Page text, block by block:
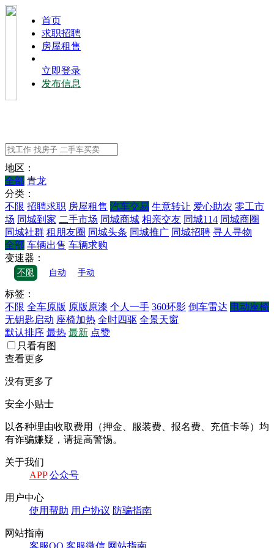
⾸⻚
求职招聘
房屋租售
立即登录
发布信息
地区：
全部 青龙
分类：
不限 招聘求职 房屋租售 汽车交易 生意转让 爱心助农 零工市
场 同城到家 二手市场 同城商城 相亲交友 同城114 同城商圈
同城社群 租朋友圈 同城头条 同城推广 同城招聘 寻人寻物
全部 车辆出售 车辆求购
变速器：
不限 自动 手动
标签：
不限 全车原版 原版原漆 个人一手 360环影 倒车雷达 电动座椅
无钥匙启动 座椅加热 全时四驱 全景天窗
默认排序 最热 最新 点赞
只看有图
查看更多
没有更多了
安全小贴士
以各种理由收取费⽤（押⾦、服装费、报名费、充值卡等）均
有诈骗嫌疑，请提⾼警惕。
关于我们
APP 公众号
⽤户中⼼
使⽤帮助 ⽤户协议 防骗指南
⽹站指南
客服QQ 客服微信 ⽹站指南